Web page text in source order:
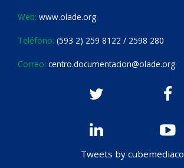
Web: www.olade.org
Teléfono: (593 2) 259 8122 / 2598 280
Correo: centro.documentacion@olade.org
Tweets by cubemediaco